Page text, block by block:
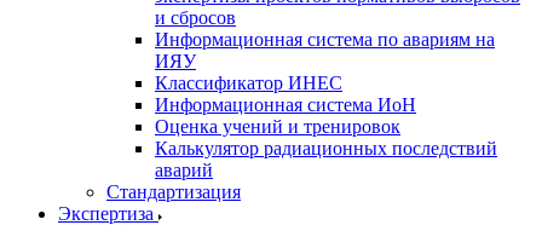
и сбросов
Информационная система по авариям на
ИЯУ
Классификатор ИНЕС
Информационная система ИоН
Оценка учений и тренировок
Калькулятор радиационных последствий
аварий
Стандартизация
Экспертиза